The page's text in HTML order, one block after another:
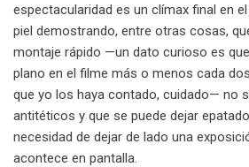
espectacularidad es un clímax final en
piel demostrando, entre otras cosas,
montaje rápido —un dato curioso es
plano en el filme más o menos cada
que yo los haya contado, cuidado— no
antitéticos y que se puede dejar
necesidad de dejar de lado una
acontece en pantalla.